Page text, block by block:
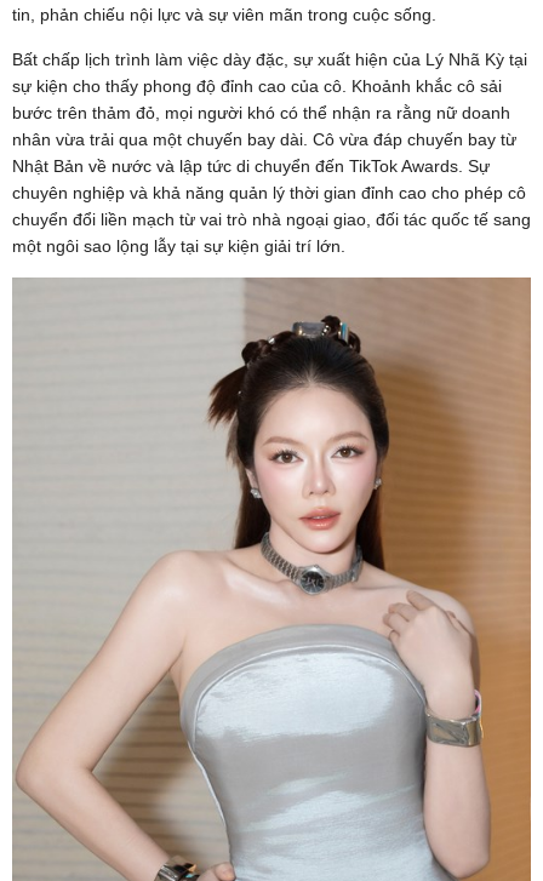
tin, phản chiếu nội lực và sự viên mãn trong cuộc sống.
Bất chấp lịch trình làm việc dày đặc, sự xuất hiện của Lý Nhã Kỳ tại
sự kiện cho thấy phong độ đỉnh cao của cô. Khoảnh khắc cô sải
bước trên thảm đỏ, mọi người khó có thể nhận ra rằng nữ doanh
nhân vừa trải qua một chuyến bay dài. Cô vừa đáp chuyến bay từ
Nhật Bản về nước và lập tức di chuyển đến TikTok Awards. Sự
chuyên nghiệp và khả năng quản lý thời gian đỉnh cao cho phép cô
chuyển đổi liền mạch từ vai trò nhà ngoại giao, đối tác quốc tế sang
một ngôi sao lộng lẫy tại sự kiện giải trí lớn.